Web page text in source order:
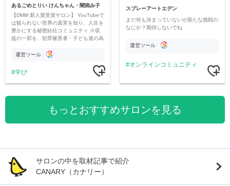
あるごめとりい けんちゃん・闇病み子
【DMM 新人賞受賞サロン】 YouTubeで
は観られない世界の真実を知り、人生を
豊かにする秘密結社コミュニティ ※収
益の一部を、犯罪被害者・子ども達の為
す運営ツール
学び
スプレーアートエデン
まだ何も決まっていないが新たな挑戦の
なにか？期待しないでね
運営ツール
オンラインコミュニティ
もっとおすすめサロンを見る
サロンの中を取材記事で紹介
CANARY（カナリー）